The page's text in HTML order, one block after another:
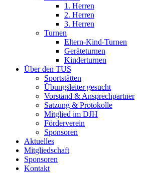
1. Herren
2. Herren
3. Herren
Turnen
Eltern-Kind-Turnen
Geräteturnen
Kinderturnen
Über den TUS
Sportstätten
Übungsleiter gesucht
Vorstand & Ansprechpartner
Satzung & Protokolle
Mitglied im DJH
Förderverein
Sponsoren
Aktuelles
Mitgliedschaft
Sponsoren
Kontakt